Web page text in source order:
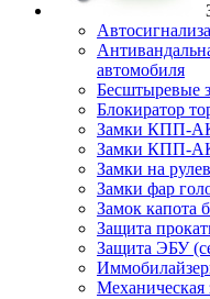
автомобиля
Бесштыревые
Блокиратор
Замки КПП-
Замки КПП-
Замки на
Замки фар
Замок капота
Защита
Защита ЭБУ
Механическая